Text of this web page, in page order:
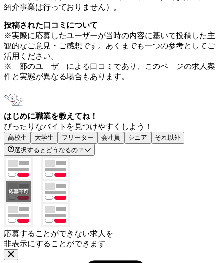
紹介事業は行っておりません）。
投稿された口コミについて
※実際に応募したユーザーが当時の内容に基いて投稿した主
観的なご意見・ご感想です。あくまでも一つの参考としてご
活用ください。
※一部のユーザーによる口コミであり、このページの求人案
件と実態が異なる場合もあります。
はじめに職業を教えてね！
ぴったりなバイトを見つけやすくしよう！
高校生 大学生 フリーター 会社員 シニア
それ以外
選択するとどうなるの？
応募することができない求人を
非表示にすることができます